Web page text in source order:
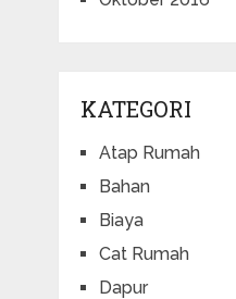
KATEGORI
Atap Rumah
Bahan
Biaya
Cat Rumah
Dapur